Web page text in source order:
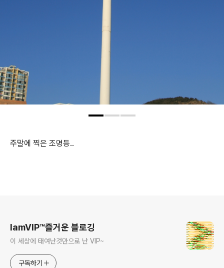
주말에 찍은 조명등..
IamVIP™즐거운 블로깅
이 세상에 태여난것만으로 난 VIP~
구독하기